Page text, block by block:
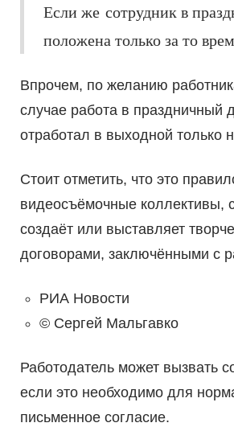
Если же сотрудник в
положена только за то
Впрочем, по желанию
случае работа в праздничный
отработал в выходной только
Стоит отметить, что это
видеосъёмочные коллективы,
создаёт или выставляет
договорами, заключёнными с
РИА Новости
© Сергей Мальгавко
Работодатель может вызвать
если это необходимо для
письменное согласие.